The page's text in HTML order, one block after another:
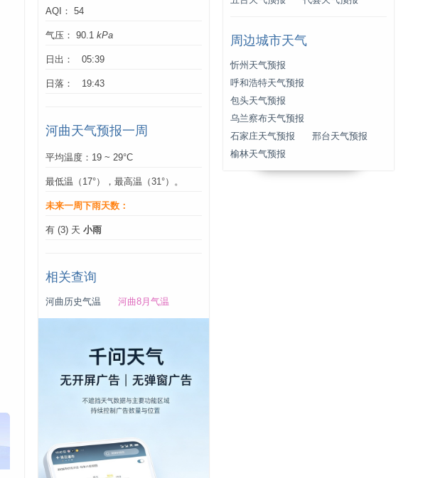
AQI： 54
气压： 90.1 kPa
日出： 05:39
日落： 19:43
河曲天气预报一周
平均温度：19 ~ 29°C
最低温（17°），最高温（31°）。
未来一周下雨天数：
有 (3) 天 小雨
相关查询
河曲历史气温 河曲8月气温
周边城市天气
忻州天气预报
呼和浩特天气预报
包头天气预报
乌兰察布天气预报
石家庄天气预报
邢台天气预报
榆林天气预报